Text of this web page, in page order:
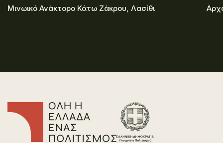
Μινωικό Ανάκτορο Κάτω Ζάκρου, Λασίθι